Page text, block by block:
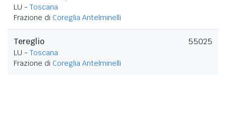
LU - Toscana
Frazione di Coreglia Antelminelli
Tereglio
LU - Toscana
Frazione di Coreglia Antelminelli
55025